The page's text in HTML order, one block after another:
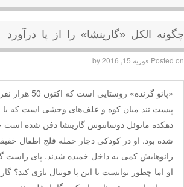
چگونه الکل «گارینشا» را از پا درآورد
Posted on فوریه 15, 2016 by
«پائو
پیست تند میان کوه و علف‌های وحشی است که با
شده بود. او در کودکی دچار حمله فلج اطفال
زانوهایش کمی به داخل خمیده شدند. پای راست
او اما چطور توانست با این پا فو‌تبا‌ل بازی کند؟